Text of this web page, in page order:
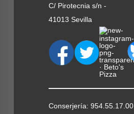
C/ Pirotecnia s/n -
41013 Sevilla
Conserjería: 954.55.17.00